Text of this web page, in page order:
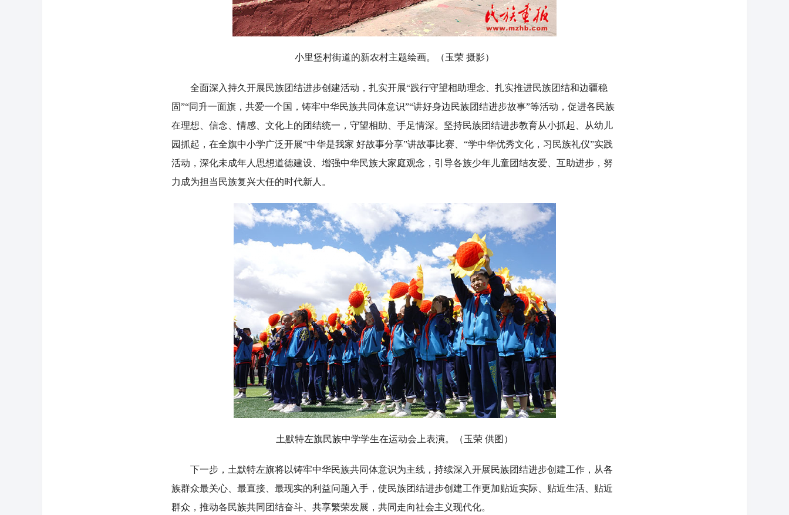
小里堡村街道的新农村主题绘画。（玉荣 摄影）
全面深入持久开展民族团结进步创建活动，扎实开展“践行守望相助理念、扎实推进民族团结和边疆稳
固”“同升一面旗，共爱一个国，铸牢中华民族共同体意识”“讲好身边民族团结进步故事”等活动，促进各民族
在理想、信念、情感、文化上的团结统一，守望相助、手足情深。坚持民族团结进步教育从小抓起、从幼儿
园抓起，在全旗中小学广泛开展“中华是我家 好故事分享”讲故事比赛、“学中华优秀文化，习民族礼仪”实践
活动，深化未成年人思想道德建设、增强中华民族大家庭观念，引导各族少年儿童团结友爱、互助进步，努
力成为担当民族复兴大任的时代新人。
土默特左旗民族中学学生在运动会上表演。（玉荣 供图）
下一步，土默特左旗将以铸牢中华民族共同体意识为主线，持续深入开展民族团结进步创建工作，从各
族群众最关心、最直接、最现实的利益问题入手，使民族团结进步创建工作更加贴近实际、贴近生活、贴近
群众，推动各民族共同团结奋斗、共享繁荣发展，共同走向社会主义现代化。